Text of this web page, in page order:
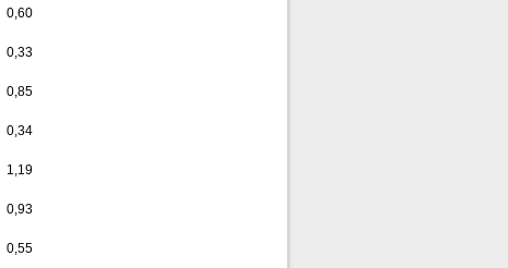
0,60
0,33
0,85
0,34
1,19
0,93
0,55